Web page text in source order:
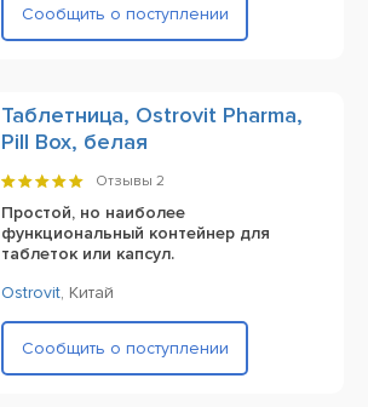
Сообщить о поступлении
Таблетница, Ostrovit Pharma,
Pill Box, белая
Отзывы 2
Простой, но наиболее
функциональный контейнер для
таблеток или капсул.
Ostrovit, Китай
Сообщить о поступлении